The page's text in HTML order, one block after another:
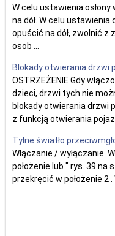
W celu ustawienia osłony
na dół. W celu ustawienia
opuścić na dół, zwolnić z
osob ...
Blokady otwierania drzwi
OSTRZEŻENIE Gdy
dzieci, drzwi tych nie
blokady otwierania drzwi
z funkcją otwierania
Tylne światło
Włączanie / wyłączanie
położenie lub " rys. 39 na
przekręcić w położenie 2 .